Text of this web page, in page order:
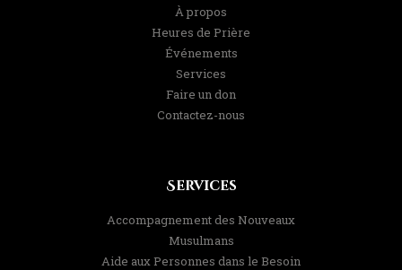
À propos
Heures de Prière
Événements
Services
Faire un don
Contactez-nous
Services
Accompagnement des Nouveaux
Musulmans
Aide aux Personnes dans le Besoin